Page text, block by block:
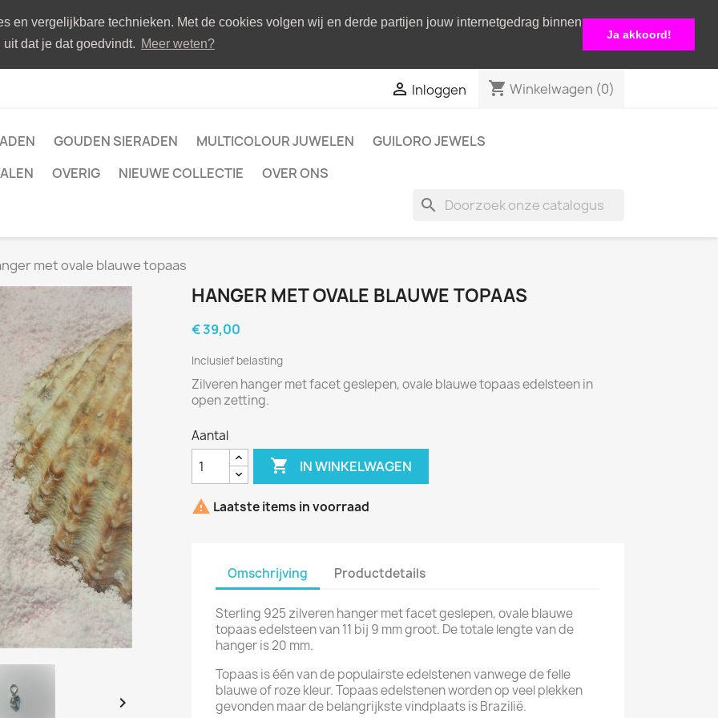
en vergelijkbare technieken. Met de cookies volgen wij en derde partijen jouw internetgedrag binnen
dat je dat goedvindt. Meer weten?
Ja akkoord!
 Inloggen shopping_cart Winkelwagen (0)
GOUDEN SIERADEN MULTICOLOUR JUWELEN
GUILORO JEWELS
OVERIG NIEUWE COLLECTIE OVER ONS
search
met ovale blauwe topaas

HANGER MET OVALE BLAUWE TOPAAS
€ 39,00
Inclusief belasting
Zilveren hanger met facet geslepen, ovale blauwe topaas edelsteen in
open zetting.
Aantal
 IN WINKELWAGEN
 Laatste items in voorraad
Omschrijving Productdetails
Sterling 925 zilveren hanger met facet geslepen, ovale blauwe
topaas edelsteen van 11 bij 9 mm groot. De totale lengte van de
hanger is 20 mm.
Topaas is één van de populairste edelstenen vanwege de felle
blauwe of roze kleur. Topaas edelstenen worden op veel plekken
gevonden maar de belangrijkste vindplaats is Brazilië.